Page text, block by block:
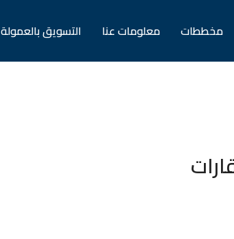
مخططات معلومات عنا التسويق بالعمولة